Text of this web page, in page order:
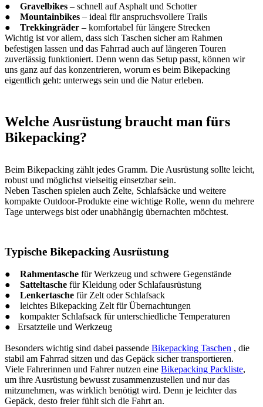
● Gravelbikes – schnell auf Asphalt und Schotter
● Mountainbikes – ideal für anspruchsvollere Trails
● Trekkingräder – komfortabel für längere Strecken
Wichtig ist vor allem, dass sich Taschen sicher am Rahmen
befestigen lassen und das Fahrrad auch auf längeren Touren
zuverlässig funktioniert. Denn wenn das Setup passt, können wir
uns ganz auf das konzentrieren, worum es beim Bikepacking
eigentlich geht: unterwegs sein und die Natur erleben.
Welche Ausrüstung braucht man fürs
Bikepacking?
Beim Bikepacking zählt jedes Gramm. Die Ausrüstung sollte leicht,
robust und möglichst vielseitig einsetzbar sein.
Neben Taschen spielen auch Zelte, Schlafsäcke und weitere
kompakte Outdoor-Produkte eine wichtige Rolle, wenn du mehrere
Tage unterwegs bist oder unabhängig übernachten möchtest.
Typische Bikepacking Ausrüstung
● Rahmentasche für Werkzeug und schwere Gegenstände
● Satteltasche für Kleidung oder Schlafausrüstung
● Lenkertasche für Zelt oder Schlafsack
● leichtes Bikepacking Zelt für Übernachtungen
● kompakter Schlafsack für unterschiedliche Temperaturen
● Ersatzteile und Werkzeug
Besonders wichtig sind dabei passende Bikepacking Taschen , die
stabil am Fahrrad sitzen und das Gepäck sicher transportieren.
Viele Fahrerinnen und Fahrer nutzen eine Bikepacking Packliste,
um ihre Ausrüstung bewusst zusammenzustellen und nur das
mitzunehmen, was wirklich benötigt wird. Denn je leichter das
Gepäck, desto freier fühlt sich die Fahrt an.